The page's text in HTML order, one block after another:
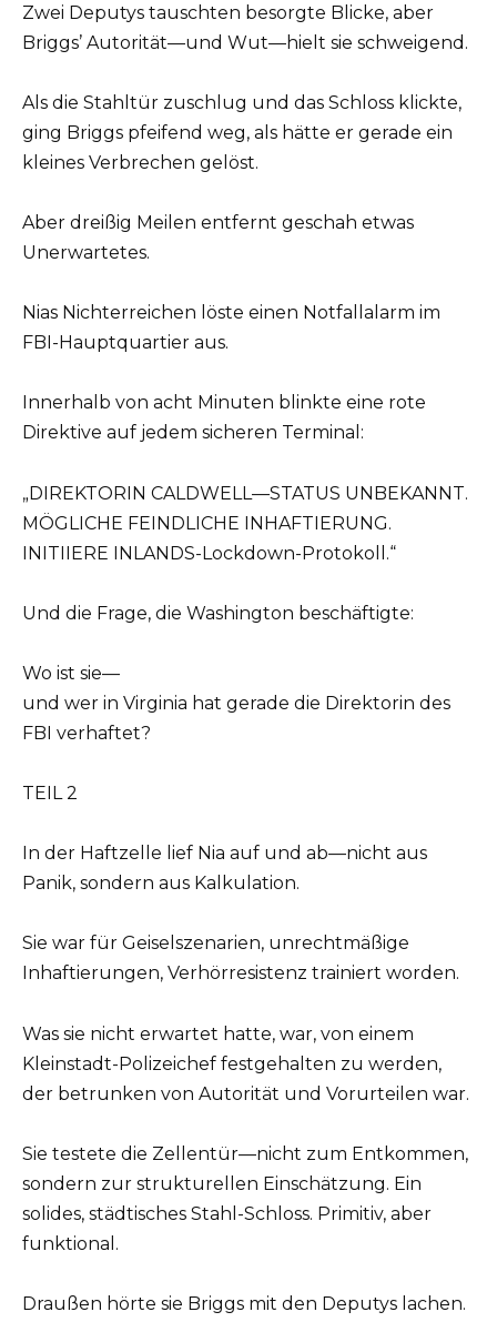
Zwei Deputys tauschten besorgte Blicke, aber
Briggs’ Autorität—und Wut—hielt sie schweigend.
Als die Stahltür zuschlug und das Schloss klickte,
ging Briggs pfeifend weg, als hätte er gerade ein
kleines Verbrechen gelöst.
Aber dreißig Meilen entfernt geschah etwas
Unerwartetes.
Nias Nichterreichen löste einen Notfallalarm im
FBI-Hauptquartier aus.
Innerhalb von acht Minuten blinkte eine rote
Direktive auf jedem sicheren Terminal:
„DIREKTORIN CALDWELL—STATUS UNBEKANNT.
MÖGLICHE FEINDLICHE INHAFTIERUNG.
INITIIERE INLANDS-Lockdown-Protokoll.“
Und die Frage, die Washington beschäftigte:
Wo ist sie—
und wer in Virginia hat gerade die Direktorin des
FBI verhaftet?
TEIL 2
In der Haftzelle lief Nia auf und ab—nicht aus
Panik, sondern aus Kalkulation.
Sie war für Geiselszenarien, unrechtmäßige
Inhaftierungen, Verhörresistenz trainiert worden.
Was sie nicht erwartet hatte, war, von einem
Kleinstadt-Polizeichef festgehalten zu werden,
der betrunken von Autorität und Vorurteilen war.
Sie testete die Zellentür—nicht zum Entkommen,
sondern zur strukturellen Einschätzung. Ein
solides, städtisches Stahl-Schloss. Primitiv, aber
funktional.
Draußen hörte sie Briggs mit den Deputys lachen.